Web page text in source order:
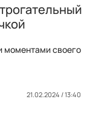
моментами своего
21.02.2024 / 13:40